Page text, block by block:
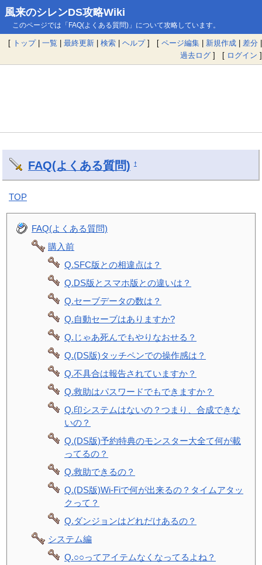
風来のシレンDS攻略Wiki
このページでは「FAQ(よくある質問)」について攻略しています。
[ トップ| 一覧 | 最終更新 | 検索 | ヘルプ] [ ページ編集 | 新規作成 | 差分 |
過去ログ ] [ ログイン ]
FAQ(よくある質問) †
TOP
FAQ(よくある質問)
購入前
Q.SFC版との相違点は？
Q.DS版とスマホ版との違いは？
Q.セーブデータの数は？
Q.自動セーブはありますか?
Q.じゃあ死んでもやりなおせる？
Q.(DS版)タッチペンでの操作感は？
Q.不具合は報告されていますか？
Q.救助はパスワードでもできますか？
Q.印システムはないの？つまり、合成できな
いの？
Q.(DS版)予約特典のモンスター大全て何が載
ってるの？
Q.救助できるの？
Q.(DS版)Wi-Fiで何が出来るの？タイムアタッ
クって？
Q.ダンジョンはどれだけあるの？
システム編
Q.○○ってアイテムなくなってるよね？